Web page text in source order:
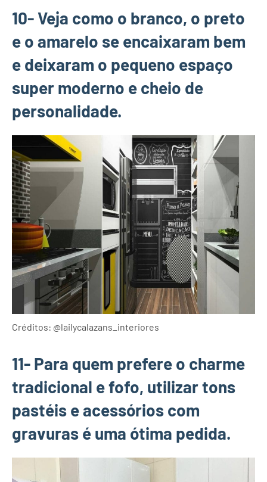
10- Veja como o branco, o preto
e o amarelo se encaixaram bem
e deixaram o pequeno espaço
super moderno e cheio de
personalidade.
Créditos: @lailycalazans_interiores
11- Para quem prefere o charme
tradicional e fofo, utilizar tons
pastéis e acessórios com
gravuras é uma ótima pedida.